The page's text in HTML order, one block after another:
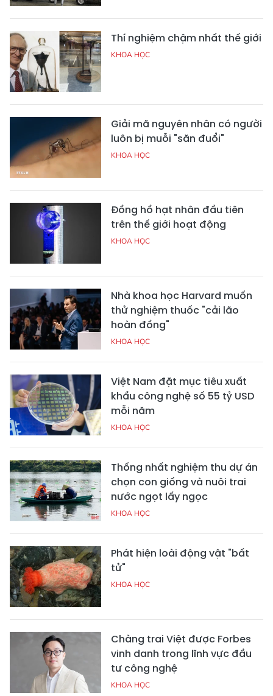
Thí nghiệm chậm nhất thế giới
KHOA HỌC
Giải mã nguyên nhân có người
luôn bị muỗi "săn đuổi"
KHOA HỌC
Đồng hồ hạt nhân đầu tiên
trên thế giới hoạt động
KHOA HỌC
Nhà khoa học Harvard muốn
thử nghiệm thuốc "cải lão
hoàn đồng"
KHOA HỌC
Việt Nam đặt mục tiêu xuất
khẩu công nghệ số 55 tỷ USD
mỗi năm
KHOA HỌC
Thống nhất nghiệm thu dự án
chọn con giống và nuôi trai
nước ngọt lấy ngọc
KHOA HỌC
Phát hiện loài động vật "bất
tử"
KHOA HỌC
Chàng trai Việt được Forbes
vinh danh trong lĩnh vực đầu
tư công nghệ
KHOA HỌC